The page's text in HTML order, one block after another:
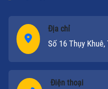
Địa chỉ
Số 16 Thụy
Điện thoại